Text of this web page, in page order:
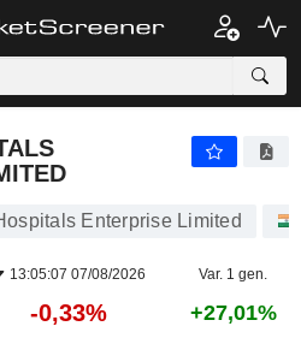
Enterprise Limited
13:05:07 07/08/2026 Var. 1 gen.
-0,33% +27,01%